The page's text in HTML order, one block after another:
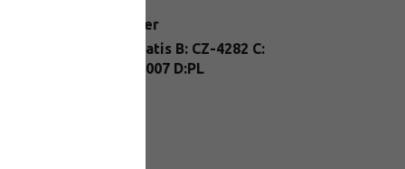
kontajner
A: Clematis B: CZ-4282 C:
26/FP/0007 D:PL